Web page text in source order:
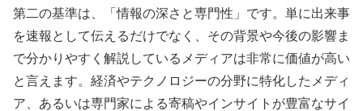
第二の基準は、「情報の深さと専門性」です。単に出来事
を速報として伝えるだけでなく、その背景や今後の影響ま
で分かりやすく解説しているメディアは非常に価値が高い
と言えます。経済やテクノロジーの分野に特化したメディ
ア、あるいは専門家による寄稿やインサイトが豊富なサイ